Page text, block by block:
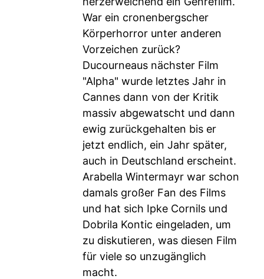
War ein cronenbergscher
Körperhorror unter anderen
Vorzeichen zurück?
Ducourneaus nächster Film
"Alpha" wurde letztes Jahr in
Cannes dann von der Kritik
massiv abgewatscht und dann
ewig zurückgehalten bis er
jetzt endlich, ein Jahr später,
auch in Deutschland erscheint.
Arabella Wintermayr war schon
damals großer Fan des Films
und hat sich Ipke Cornils und
Dobrila Kontic eingeladen, um
zu diskutieren, was diesen Film
für viele so unzugänglich
macht.